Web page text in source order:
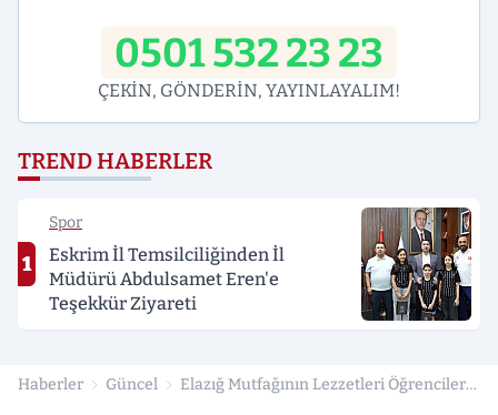
0501 532 23 23
ÇEKİN, GÖNDERİN, YAYINLAYALIM!
TREND HABERLER
1
Spor
Eskrim İl Temsilciliğinden İl
Müdürü Abdulsamet Eren'e
Teşekkür Ziyareti
Haberler Güncel
Elazığ Mutfağının Lezzetleri Öğrencilere